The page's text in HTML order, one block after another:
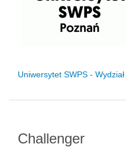
Uniwersytet SWPS -
Challenger